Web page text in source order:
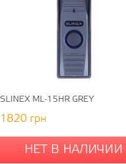
SLINEX ML-15HR GREY
1820 грн
НЕТ В НАЛИЧИИ